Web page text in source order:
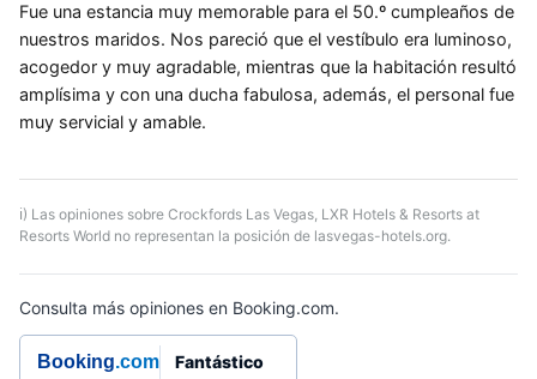
Fue una estancia muy memorable para el 50.º cumpleaños de
nuestros maridos. Nos pareció que el vestíbulo era luminoso,
acogedor y muy agradable, mientras que la habitación resultó
amplísima y con una ducha fabulosa, además, el personal fue
muy servicial y amable.
ℹ) Las opiniones sobre Crockfords Las Vegas, LXR Hotels & Resorts at
Resorts World no representan la posición de lasvegas-hotels.org.
Consulta más opiniones en Booking.com.
Booking.com Fantástico